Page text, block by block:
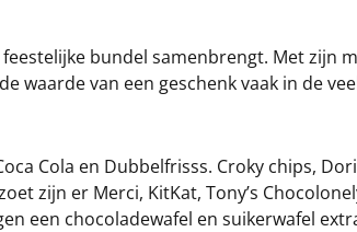
bundel samenbrengt. Met zijn
van een geschenk vaak in de
Cola en Dubbelfrisss. Croky chips,
zijn er Merci, KitKat, Tony’s
een chocoladewafel en suikerwafel